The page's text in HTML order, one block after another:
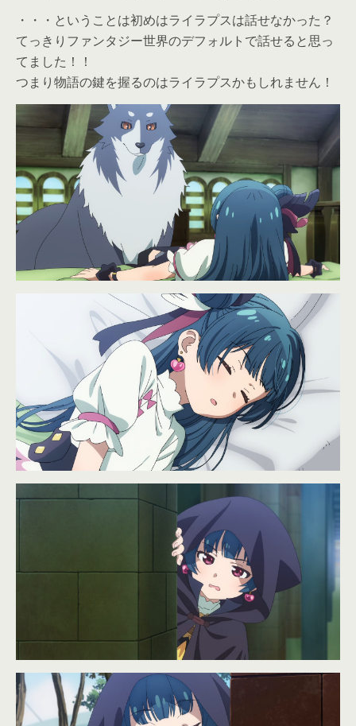
・・・ということは初めはライラプスは話せなかった？
てっきりファンタジー世界のデフォルトで話せると思っ
てました！！
つまり物語の鍵を握るのはライラプスかもしれません！